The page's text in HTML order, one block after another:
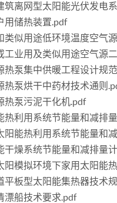
筑离网型太阳能光伏发电
用储热装置.pdf
类似用途低环境温度空气
工业用及类似用途空气源
热泵集中供暖工程设计规
热泵烘干中药材技术通则
热泵污泥干化机.pdf
热利用系统节能量和减排
阳能热利用系统节能量和
干燥系统节能量和减排量
阳模拟环境下家用太阳能
平板型太阳能集热器技术
漂船技术要求.pdf